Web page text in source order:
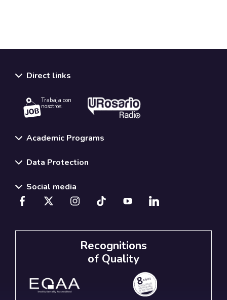
Direct links
Trabaja con
nosotros.
Academic Programs
Data Protection
Social media
Recognitions
of Quality